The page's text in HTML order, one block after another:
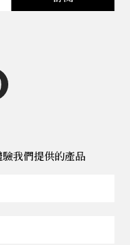
我們提供的產品